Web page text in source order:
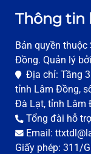
Thông tin
Bản quyền thuộc
Đồng. Quản lý
Địa chỉ: Tầng
tỉnh Lâm Đồng,
Đà Lạt, tỉnh Lâm
Tổng đài hỗ
Email:
Giấy phép: 311/